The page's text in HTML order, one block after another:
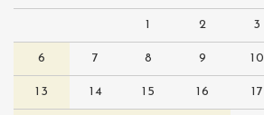
1 2 3
6 7 8 9 10
13 14 15 16 17